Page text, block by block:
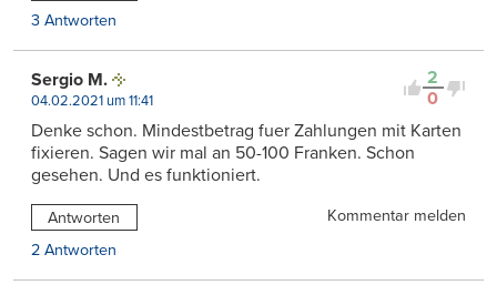
3 Antworten
2
0
Sergio M.
04.02.2021 um 11:41
Denke schon. Mindestbetrag fuer Zahlungen mit Karten
fixieren. Sagen wir mal an 50-100 Franken. Schon
gesehen. Und es funktioniert.
Antworten
Kommentar melden
2 Antworten